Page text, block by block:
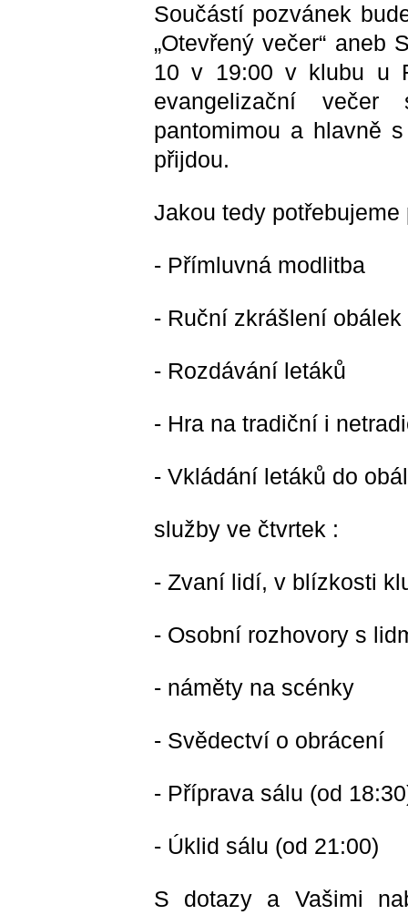
Součástí pozvánek
„Otevřený večer“
10 v 19:00 v klubu u
evangelizační
pantomimou a hlavně
přijdou.
Jakou tedy potřebujeme
- Přímluvná modlitba
- Ruční zkrášlení obálek
- Rozdávání letáků
- Hra na tradiční i
- Vkládání letáků do
služby ve čtvrtek :
- Zvaní lidí, v blízkosti
- Osobní rozhovory s
- náměty na scénky
- Svědectví o obrácení
- Příprava sálu (od
- Úklid sálu (od 21:00)
S dotazy a Vašimi